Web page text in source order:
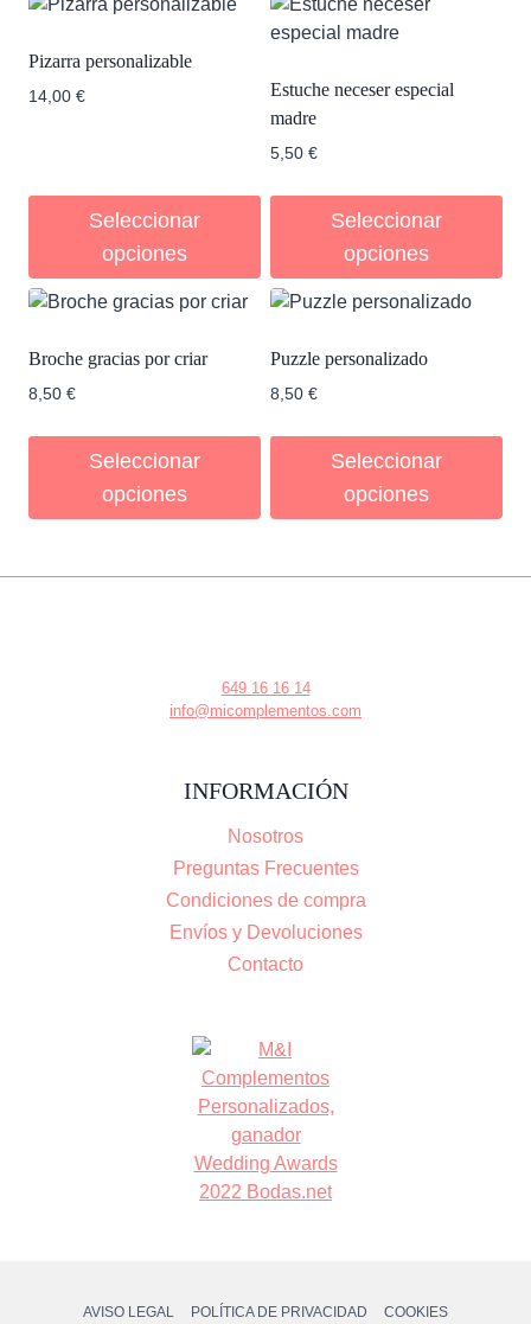
Pizarra personalizable
14,00 €
Seleccionar
opciones
Estuche neceser especial
madre
5,50 €
Seleccionar
opciones
Broche gracias por criar
8,50 €
Seleccionar
opciones
Puzzle personalizado
8,50 €
Seleccionar
opciones
649 16 16 14
info@micomplementos.com
INFORMACIÓN
Nosotros
Preguntas Frecuentes
Condiciones de compra
Envíos y Devoluciones
Contacto
AVISO LEGAL POLÍTICA DE PRIVACIDAD COOKIES